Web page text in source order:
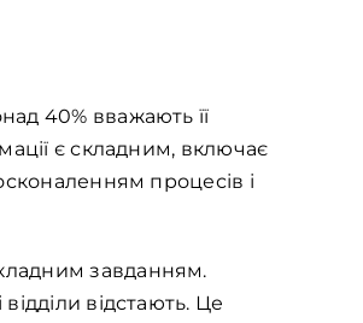
40% вважають її
є складним, включає
процесів і
завданням.
відстають. Це